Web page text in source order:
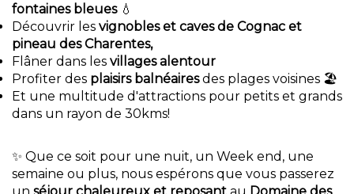
fontaines bleues💧
Découvrir les vignobles et caves de Cognac et
pineau des Charentes,
Flâner dans les villages alentour
Profiter des plaisirs balnéairesdes plages voisines 🏖️
Et une multitude d'attractions pour petits et grands
dans un rayon de 30kms!
✨ Que ce soit pour une nuit, un Week end, une
semaine ou plus, nous espérons que vous passerez